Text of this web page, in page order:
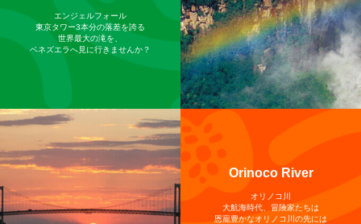
エンジェルフォール
東京タワー3本分の落差を誇る
世界最大の滝を、
ベネズエラへ見に行きませんか？
Orinoco River
オリノコ川
大航海時代、冒険家たちは
恩寵豊かなオリノコ川の先には